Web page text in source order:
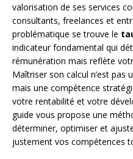
valorisation de ses services
consultants, freelances et
problématique se trouve le
indicateur fondamental qui
rémunération mais reflète
Maîtriser son calcul n’est pas
mais une compétence
votre rentabilité et votre
guide vous propose une
déterminer, optimiser et
justement vos compétences